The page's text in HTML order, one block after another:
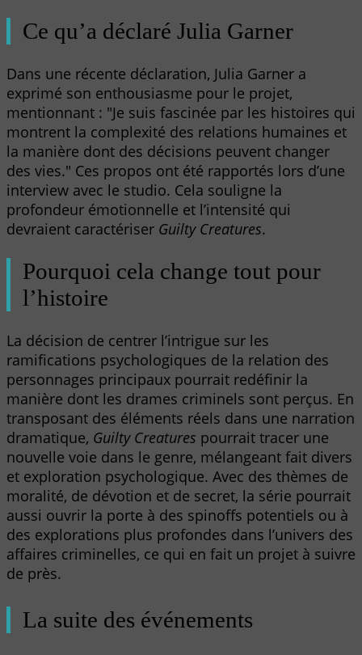
Ce qu’a déclaré Julia Garner
Dans une récente déclaration, Julia Garner a
exprimé son enthousiasme pour le projet,
mentionnant : "Je suis fascinée par les histoires qui
montrent la complexité des relations humaines et
la manière dont des décisions peuvent changer
des vies." Ces propos ont été rapportés lors d’une
interview avec le studio. Cela souligne la
profondeur émotionnelle et l’intensité qui
devraient caractériser Guilty Creatures.
Pourquoi cela change tout pour
l’histoire
La décision de centrer l’intrigue sur les
ramifications psychologiques de la relation des
personnages principaux pourrait redéfinir la
manière dont les drames criminels sont perçus. En
transposant des éléments réels dans une narration
dramatique, Guilty Creatures pourrait tracer une
nouvelle voie dans le genre, mélangeant fait divers
et exploration psychologique. Avec des thèmes de
moralité, de dévotion et de secret, la série pourrait
aussi ouvrir la porte à des spinoffs potentiels ou à
des explorations plus profondes dans l’univers des
affaires criminelles, ce qui en fait un projet à suivre
de près.
La suite des événements